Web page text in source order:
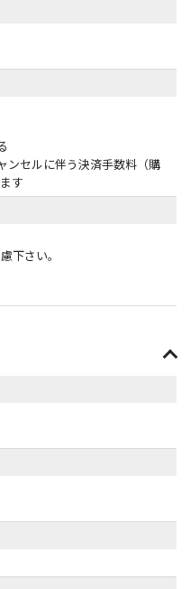
ンセルに伴う決済手数料（購
す
下さい。